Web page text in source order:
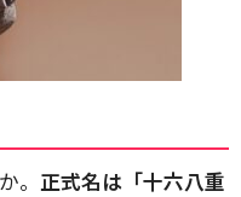
。 正式名は「十六八重